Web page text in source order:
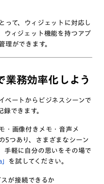
って、ウィジェットに対応し
ウィジェット機能を持つアプ
理ができます。
業務効率化しよう
ベートからビジネスシーンで
できます。
・画像付きメモ・音声メ
5つあり、さまざまなシーン
手軽に自分の思いをその場で
を試してください。
が接続できるか